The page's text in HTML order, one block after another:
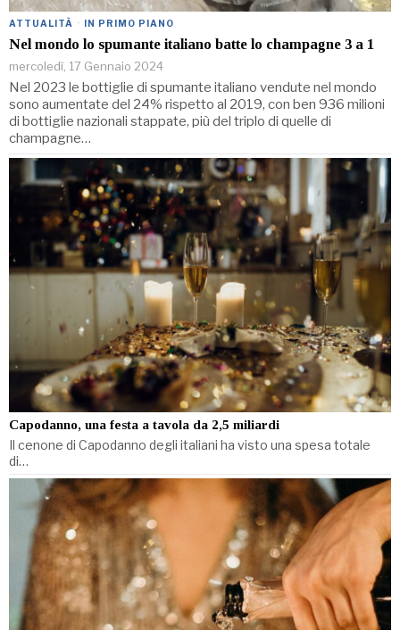
ATTUALITÀ · IN PRIMO PIANO
Nel mondo lo spumante italiano batte lo champagne 3 a 1
mercoledì, 17 Gennaio 2024
Nel 2023 le bottiglie di spumante italiano vendute nel mondo
sono aumentate del 24% rispetto al 2019, con ben 936 milioni
di bottiglie nazionali stappate, più del triplo di quelle di
champagne…
Capodanno, una festa a tavola da 2,5 miliardi
Il cenone di Capodanno degli italiani ha visto una spesa totale
di…